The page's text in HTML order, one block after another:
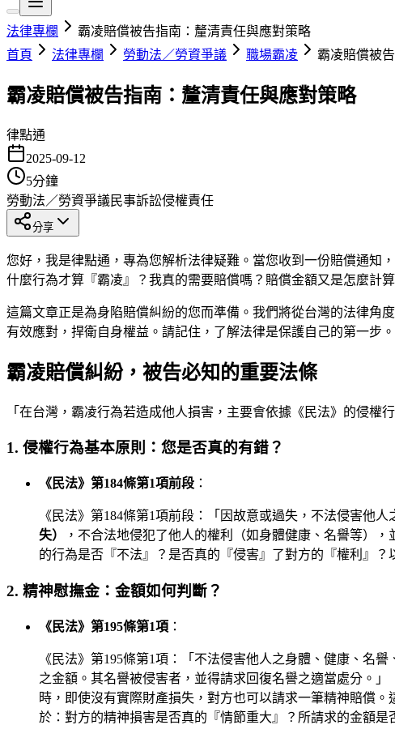
法律專欄
霸凌賠償被告指南：釐清責任與應對策略
首頁
法律專欄 勞動法／勞資爭議 職場霸凌 霸凌賠償被
霸凌賠償被告指南：釐清責任與應對策略
律點通
2025-09-12
5分鐘
勞動法／勞資爭議民事訴訟侵權責任
分享
您好，我是律點通，專為您解析法律疑難。當您收到一份賠償通知
什麼行為才算『霸凌』？我真的需要賠償嗎？賠償金額又是怎麼計算
這篇文章正是為身陷賠償糾紛的您而準備。我們將從台灣的法律角
有效應對，捍衛自身權益。請記住，了解法律是保護自己的第一步。
霸凌賠償糾紛，被告必知的重要法條
「在台灣，霸凌行為若造成他人損害，主要會依據《民法》的侵權
1. 侵權行為基本原則：您是否真的有錯？
《民法》第184條第1項前段 ：
《民法》第184條第1項前段：「因故意或過失，不法侵害他
失）
，不合法地侵犯了他人的權利（如身體健康、名譽等）
的行為是否『不法』？是否真的『侵害』了對方的『權利』？
2. 精神慰撫金：金額如何判斷？
《民法》第195條第1項 ：
《民法》第195條第1項：「不法侵害他人之身體、健康、名
之金額。其名譽被侵害者，並得請求回復名譽之適當處分。
時，即使沒有實際財產損失，對方也可以請求一筆精神賠償
於：對方的精神損害是否真的『情節重大』？所請求的金額是